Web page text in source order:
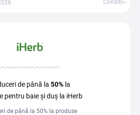
Condiții
de până la 50% la
pentru baie și duș la iHerb
de până la 50% la produse